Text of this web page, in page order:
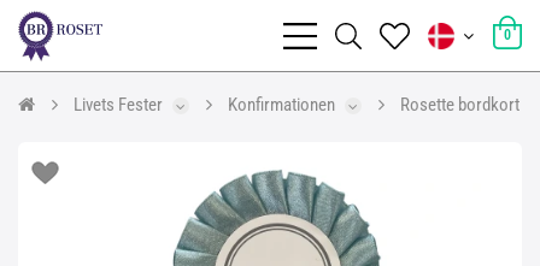
0
Livets Fester Konfirmationen Rosette bordkort